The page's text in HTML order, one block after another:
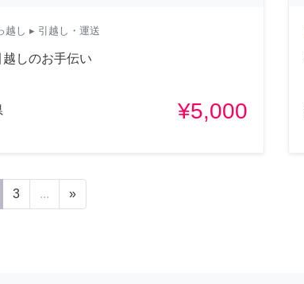
越し ▸ 引越し・運送
越しのお手伝い
¥5,000
3 ... »